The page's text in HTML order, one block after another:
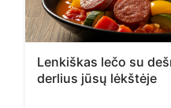
Lenkiškas lečo su
derlius jūsų lėkštėje